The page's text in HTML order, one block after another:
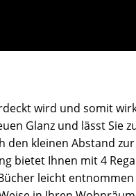
wird und somit
Glanz und lässt Sie
den kleinen Abstand
bietet Ihnen mit 4
leicht